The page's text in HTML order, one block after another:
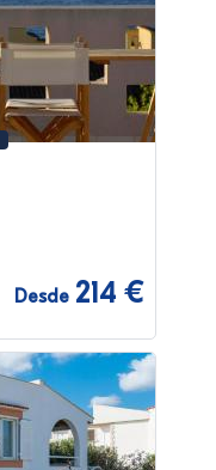
Desde 214 €